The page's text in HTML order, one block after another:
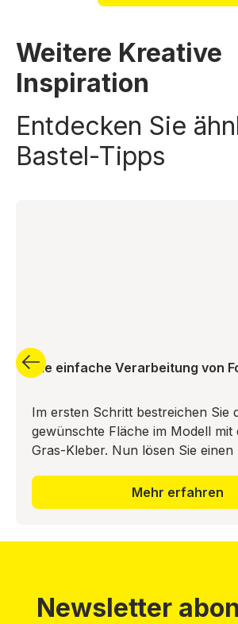
Weitere Kreative
Inspiration
Entdecken Sie
Bastel-Tipps
Die einfache Verarbeitung von
Im ersten Schritt bestreichen Sie
gewünschte Fläche im Modell mit
Gras-Kleber. Nun lösen Sie einen
und drücken diesen in das
Mehr erfahren
Newsletter